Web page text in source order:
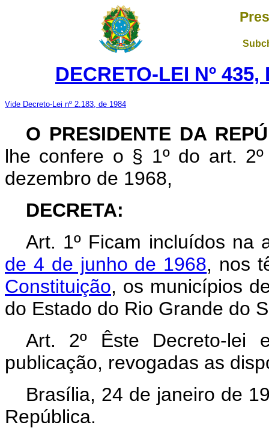
DECRETO-LEI Nº
Vide Decreto-Lei nº 2.183, de 1984
O PRESIDENTE DA
lhe confere o § 1º do art.
dezembro de 1968,
DECRETA:
Art. 1º Ficam incluídos na
de 4 de junho de 1968, nos
Constituição, os municípios
do Estado do Rio Grande do
Art. 2º Êste Decreto-lei
publicação, revogadas as
Brasília, 24 de janeiro de
República.